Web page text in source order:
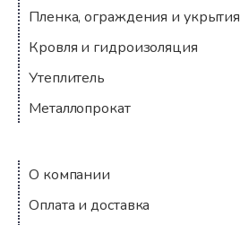
Пленка, ограждения и укрытия
Кровля и гидроизоляция
Утеплитель
Металлопрокат
Компания
О компании
Оплата и доставка